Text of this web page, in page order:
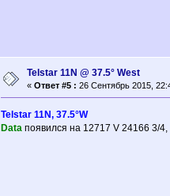
Telstar 11N @ 37.5° West
« Ответ #5 : 26 Сентябрь 2015,
Telstar 11N, 37.5°W
Dataпоявился на 12717 V 24166 3/